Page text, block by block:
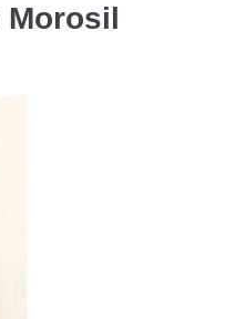
Morosil